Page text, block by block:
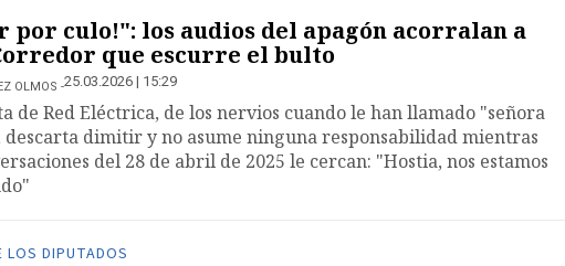
por culo!": los audios del apagón acorralan a
que escurre el bulto
OLMOS 25.03.2026 | 15:29
de Red Eléctrica, de los nervios cuando le han llamado "señora
descarta dimitir y no asume ninguna responsabilidad mientras
del 28 de abril de 2025 le cercan: "Hostia, nos estamos
LOS DIPUTADOS